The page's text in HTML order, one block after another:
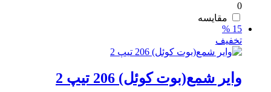
0
مقایسه
15 %
تخفیف
وایر شمع(بوت کوئل) 206 تیپ 2